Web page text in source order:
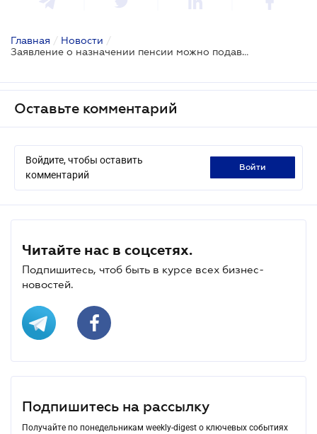
Главная / Новости /
Заявление о назначении пенсии можно подавать в произвольной форме: Верховный Суд
Оставьте комментарий
Войдите, чтобы оставить
комментарий
войти
Читайте нас в соцсетях.
Подпишитесь, чтоб быть в курсе всех бизнес-
новостей.
Подпишитесь на рассылку
Получайте по понедельникам weekly-digest о ключевых событиях